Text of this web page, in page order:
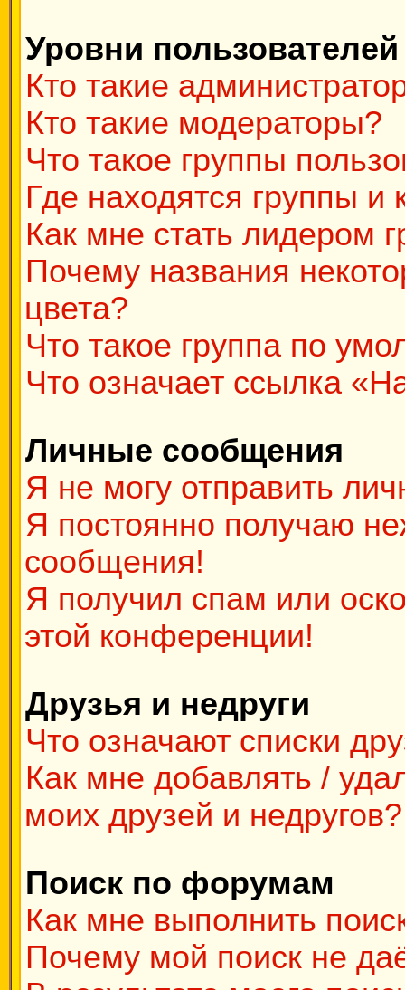
Уровни
Кто такие
Кто такие модераторы?
Что такое группы
Где находятся группы и
Как мне стать лидером
Почему названия
цвета?
Что такое группа по
Что означает ссылка
Личные сообщения
Я не могу отправить
Я постоянно получаю
сообщения!
Я получил спам или
этой конференции!
Друзья и недруги
Что означают списки
Как мне добавлять /
моих друзей и недругов?
Поиск по форумам
Как мне выполнить
Почему мой поиск не